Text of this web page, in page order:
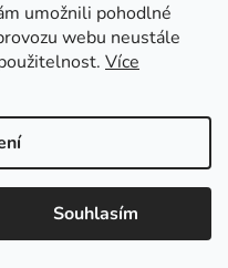
umožnili pohodlné
webu neustále
Více
Souhlasím